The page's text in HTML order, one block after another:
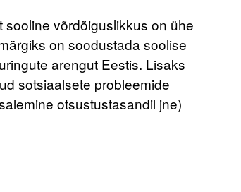
võrdõiguslikkus on ühe
on soodustada soolise
arengut Eestis. Lisaks
sotsiaalsete probleemide
otsustustasandil jne)